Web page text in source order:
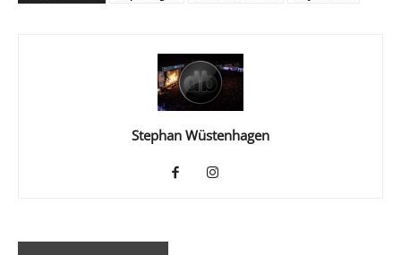
Stephan Wüstenhagen